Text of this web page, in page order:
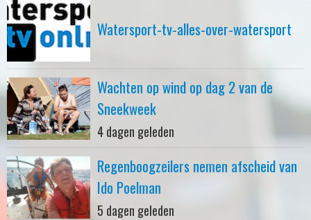
Watersport-tv-alles-over-watersport
Wachten op wind op dag 2 van de
Sneekweek
4 dagen geleden
Regenboogzeilers nemen afscheid van
Ido Poelman
5 dagen geleden